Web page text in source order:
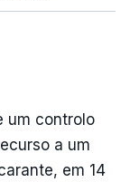
um controlo
a um
em 14